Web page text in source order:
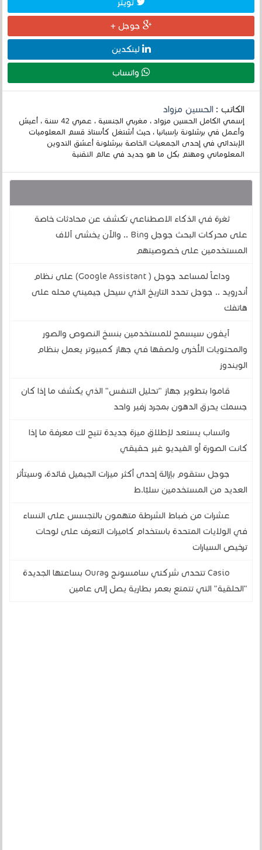
تويتر
جوجل +
لينكدين
واتساب
الكاتب :الحسين مزواد
إسمي الكامل الحسين مزواد ، مغربي الجنسية ، عمري 42 سنة ، أعيش
وأعمل في برشلونة بإسبانيا ، حيث أشتغل كأستاذ قسم المعلوميات
الإبتدائي في إحدى الجمعيات الخاصة ببرشلونة أعشق التدوين
المعلوماتي ومهتم بكل ما هو جديد في عالم التقنية
ثغرة في الذكاء الاصطناعي تكشف عن محادثات خاصة
على محركات البحث جوجل Bing .. والآن يخشى آلاف
المستخدمين على خصوصيتهم
وداعاً لمساعد جوجل ( Google Assistant) على نظام
أندرويد .. جوجل تحدد التاريخ الذي سيحل جيميني محله على
هاتفك
آيفون سيسمح للمستخدمين بنسخ النصوص والصور
والمحتويات الأخرى ولصقها في جهاز كمبيوتر يعمل بنظام
الويندوز
قاموا بتطوير جهاز "تحليل التنفس" الذي يكشف ما إذا كان
جسمك يحرق الدهون بمجرد زفير واحد
واتساب يستعد لإطلاق ميزة جديدة تتيح لك معرفة ما إذا
كانت الصورة أو الفيديو غير حقيقي
جوجل ستقوم بإزالة إحدى أكثر ميزات الجيميل فائدة، وسيتأثر
العديد من المستخدمين سلبًا.ط
عشرات من ضباط الشرطة متهمون بالتجسس على النساء
في الولايات المتحدة باستخدام كاميرات التعرف على لوحات
ترخيص السيارات
Casio تتحدى شركتي سامسونج وOura بساعتها الجديدة
"الحلقية" التي تتمتع بعمر بطارية يصل إلى عامين